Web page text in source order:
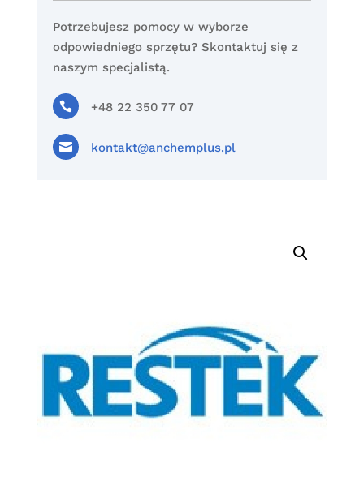
Potrzebujesz pomocy w wyborze
odpowiedniego sprzętu? Skontaktuj się z
naszym specjalistą.
 +48 22 350 77 07
 kontakt@anchemplus.pl